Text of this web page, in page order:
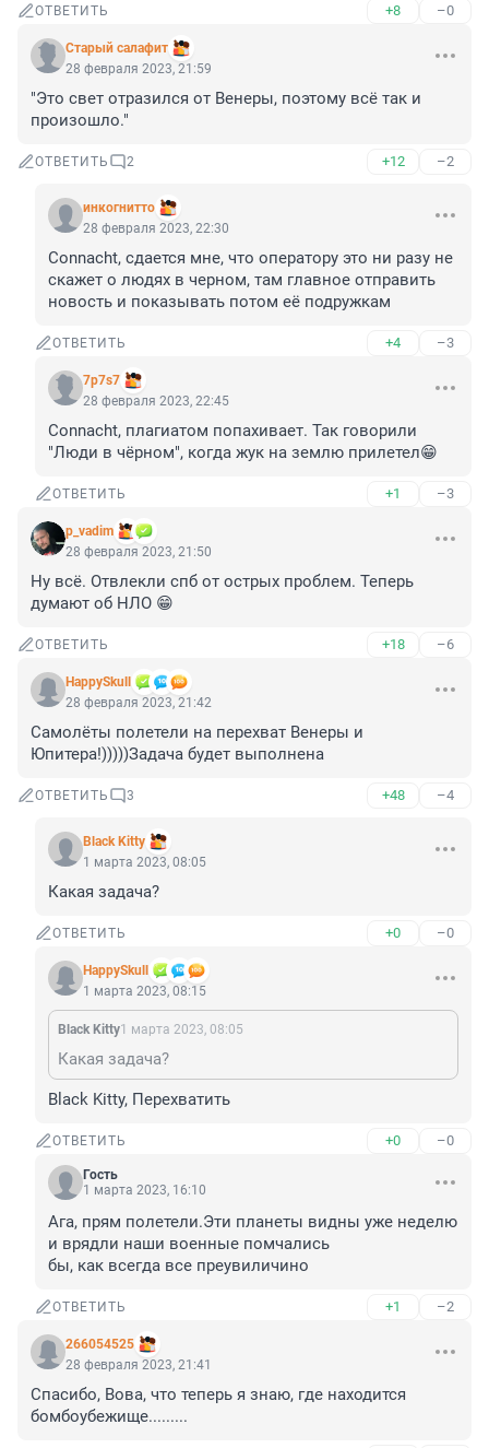
ОТВЕТИТЬ +8 –0
Старый салафит
28 февраля 2023, 21:59
"Это свет отразился от Венеры, поэтому всё так и
произошло."
ОТВЕТИТЬ 2 +12 –2
инкогнитто
28 февраля 2023, 22:30
Connacht, сдается мне, что оператору это ни разу не
скажет о людях в черном, там главное отправить
новость и показывать потом её подружкам
ОТВЕТИТЬ +4 –3
7p7s7
28 февраля 2023, 22:45
Connacht, плагиатом попахивает. Так говорили
"Люди в чёрном", когда жук на землю прилетел😁
ОТВЕТИТЬ +1 –3
p_vadim
28 февраля 2023, 21:50
Ну всё. Отвлекли спб от острых проблем. Теперь
думают об НЛО 😁
ОТВЕТИТЬ +18 –6
HappySkull
28 февраля 2023, 21:42
Самолёты полетели на перехват Венеры и
Юпитера!)))))Задача будет выполнена
ОТВЕТИТЬ 3 +48 –4
Black Kitty
1 марта 2023, 08:05
Какая задача?
ОТВЕТИТЬ +0 –0
HappySkull
1 марта 2023, 08:15
Black Kitty1 марта 2023, 08:05
Какая задача?
Black Kitty, Перехватить
ОТВЕТИТЬ +0 –0
Гость
1 марта 2023, 16:10
Ага, прям полетели.Эти планеты видны уже неделю
и врядли наши военные помчались
бы, как всегда все преувиличино
ОТВЕТИТЬ +1 –2
266054525
28 февраля 2023, 21:41
Спасибо, Вова, что теперь я знаю, где находится
бомбоубежище.........